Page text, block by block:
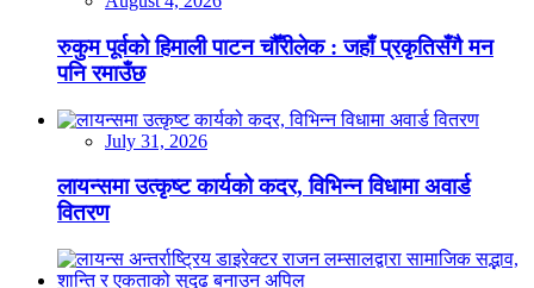
रुकुम पूर्वको हिमाली पाटन चौँरीलेक : जहाँ प्रकृतिसँगै मन
पनि रमाउँछ
July 31, 2026
लायन्समा उत्कृष्ट कार्यको कदर, विभिन्न विधामा अवार्ड
वितरण